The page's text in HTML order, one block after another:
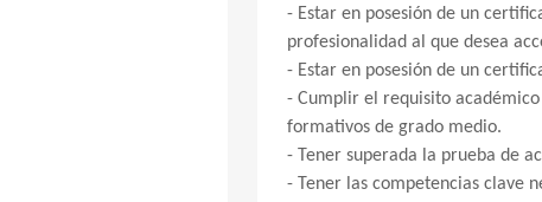
- Estar en posesión de un
profesionalidad al que desea
- Estar en posesión de un
- Cumplir el requisito
formativos de grado medio.
- Tener superada la prueba de
- Tener las competencias clave